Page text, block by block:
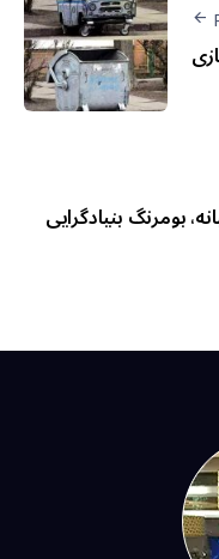
بومرنگ بنیادگرایی